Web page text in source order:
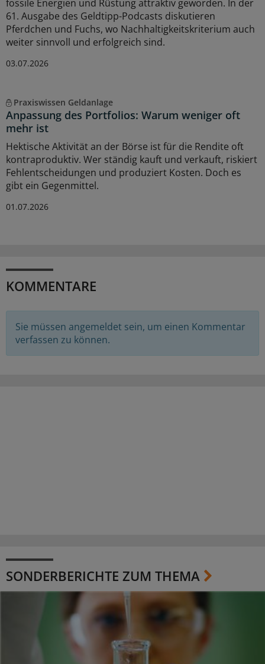
fossile Energien und Rüstung attraktiv geworden. In der
61. Ausgabe des Geldtipp-Podcasts diskutieren
Pferdchen und Fuchs, wo Nachhaltigkeitskriterium auch
weiter sinnvoll und erfolgreich sind.
03.07.2026
Praxiswissen Geldanlage
Anpassung des Portfolios: Warum weniger oft
mehr ist
Hektische Aktivität an der Börse ist für die Rendite oft
kontraproduktiv. Wer ständig kauft und verkauft, riskiert
Fehlentscheidungen und produziert Kosten. Doch es
gibt ein Gegenmittel.
01.07.2026
KOMMENTARE
Sie müssen angemeldet sein, um einen Kommentar
verfassen zu können.
SONDERBERICHTE ZUM THEMA